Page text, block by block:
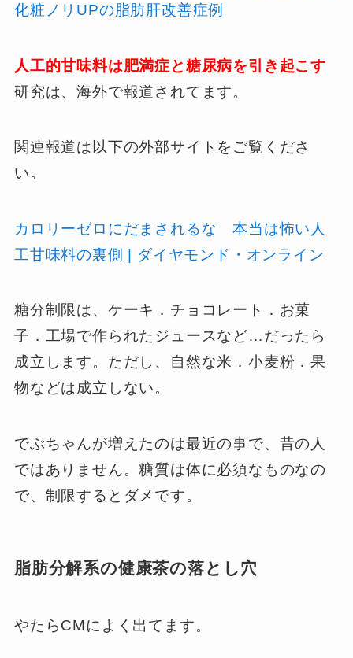
化粧ノリUPの脂肪肝改善症例
人工的甘味料は肥満症と糖尿病を引き起こす
研究は、海外で報道されてます。
関連報道は以下の外部サイトをご覧くださ
い。
カロリーゼロにだまされるな 本当は怖い人
工甘味料の裏側 | ダイヤモンド・オンライン
糖分制限は、ケーキ．チョコレート．お菓
子．工場で作られたジュースなど…だったら
成立します。ただし、自然な米．小麦粉．果
物などは成立しない。
でぶちゃんが増えたのは最近の事で、昔の人
ではありません。糖質は体に必須なものなの
で、制限するとダメです。
脂肪分解系の健康茶の落とし穴
やたらCMによく出てます。